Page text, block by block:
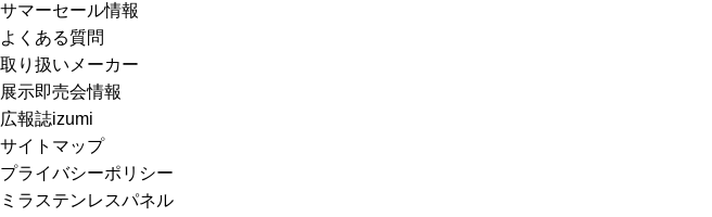
サマーセール情報
よくある質問
取り扱いメーカー
展示即売会情報
広報誌izumi
サイトマップ
プライバシーポリシー
ミラステンレスパネル